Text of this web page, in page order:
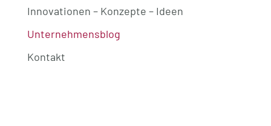
Innovationen – Konzepte – Ideen
Unternehmensblog
Kontakt